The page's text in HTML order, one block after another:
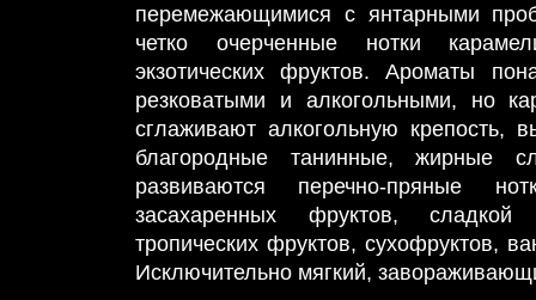
перемежающимися с янтарными
четко очерченные нотки
экзотических фруктов. Ароматы
резковатыми и алкогольными, но
сглаживают алкогольную крепость,
благородные танинные, жирные
развиваются перечно-пряные
засахаренных фруктов, сладкой
тропических фруктов, сухофруктов,
Исключительно мягкий,